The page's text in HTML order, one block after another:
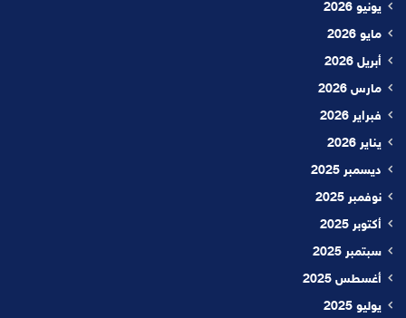
يونيو 2026
مايو 2026
أبريل 2026
مارس 2026
فبراير 2026
يناير 2026
ديسمبر 2025
نوفمبر 2025
أكتوبر 2025
سبتمبر 2025
أغسطس 2025
يوليو 2025